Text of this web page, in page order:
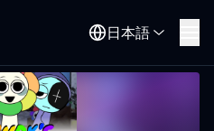
日本語